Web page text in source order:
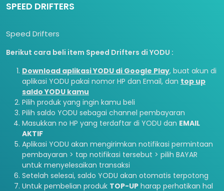
SPEED DRIFTERS
Speed Drifters
Berikut cara beli item Speed Drifters di YODU :
Download aplikasi YODU di Google Play, buat akun di
aplikasi YODU pakai nomor HP dan Email, dan top up
saldo YODU kamu
Pilih produk yang ingin kamu beli
Pilih saldo YODU sebagai channel pembayaran
Masukkan no HP yang terdaftar di YODU dan EMAIL
AKTIF
Aplikasi YODU akan mengirimkan notifikasi permintaan
pembayaran > tap notifikasi tersebut > pilih BAYAR
untuk menyelesaikan transaksi
Setelah selesai, saldo YODU akan otomatis terpotong
Untuk pembelian produk TOP-UP harap perhatikan hal